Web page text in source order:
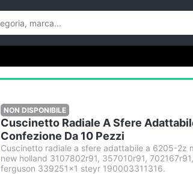
NON DISPONIBILE
Cuscinetto Radiale A Sfere
Confezione Da 10 Pezzi
Cuscinetto radiale a sfere adattabile a 6205-2z
new holland 3107802r91, 357010r91,
ferguson 339251x1 steyr 190003311316.